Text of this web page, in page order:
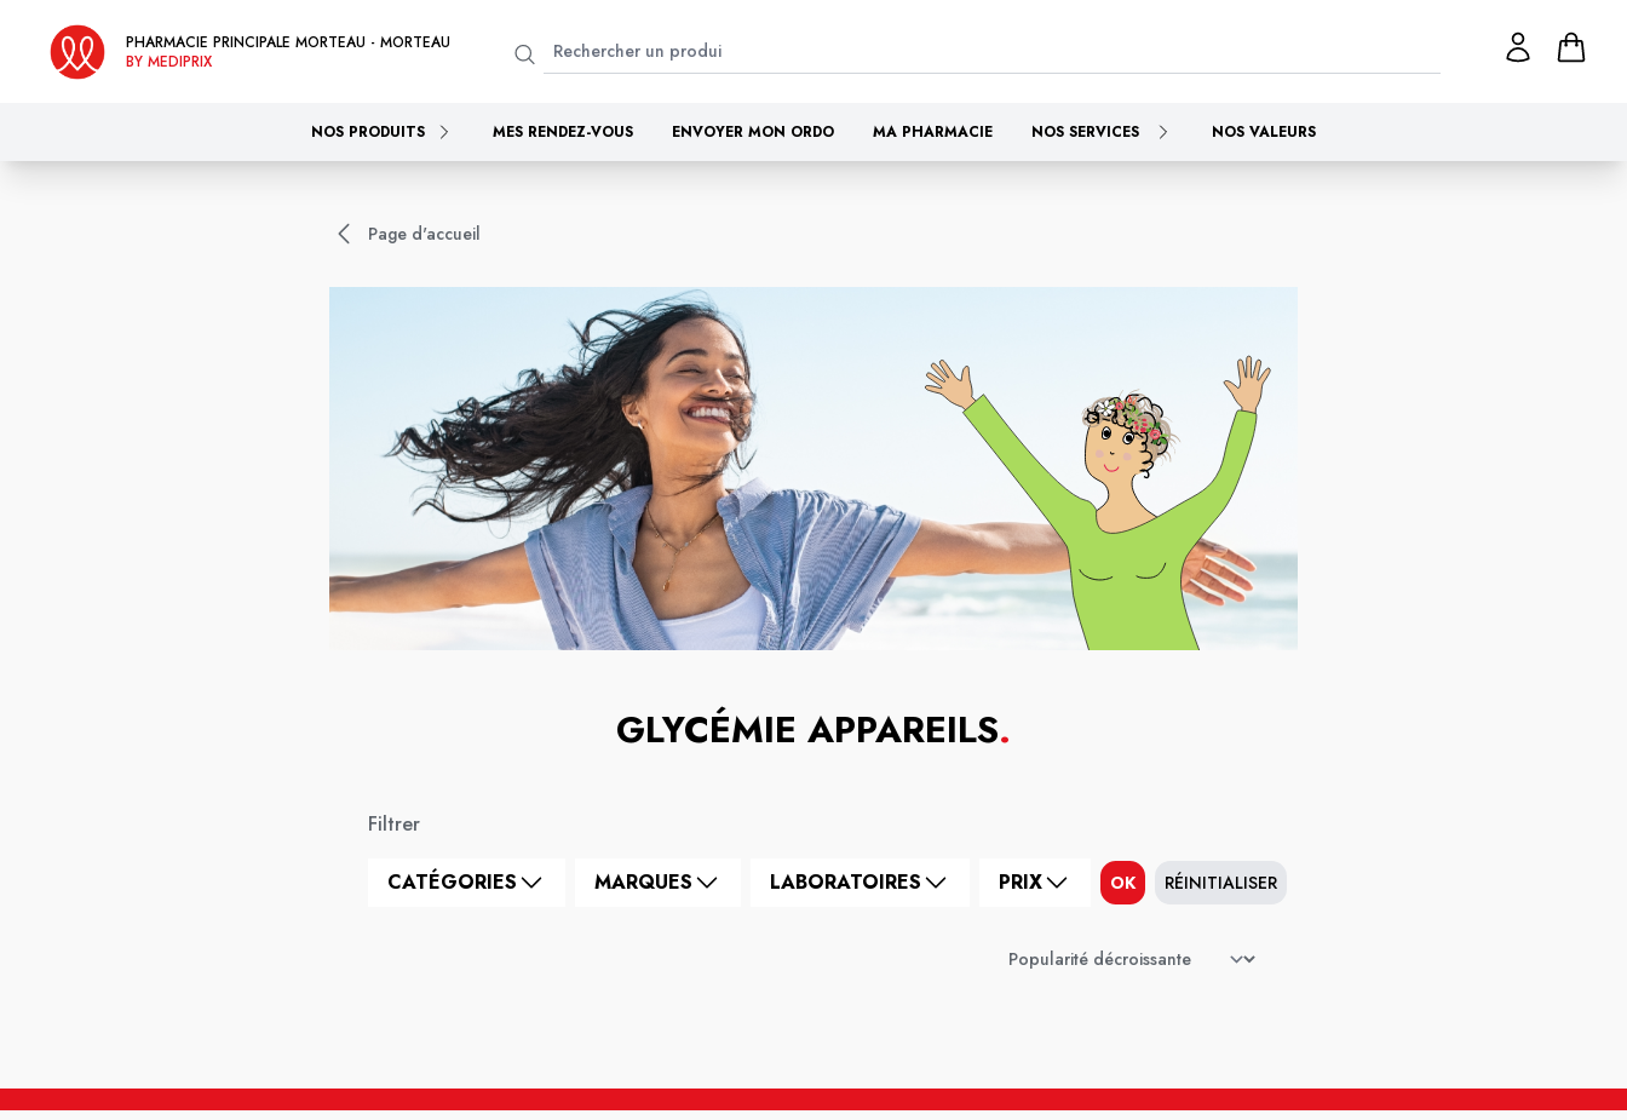
PHARMACIE PRINCIPALE MORTEAU - MORTEAU
BY MEDIPRIX
NOS PRODUITS MES RENDEZ-VOUS ENVOYER MON ORDO MA PHARMACIE NOS SERVICES NOS VALEURS
Page d'accueil
GLYCÉMIE APPAREILS.
Filtrer
CATÉGORIES MARQUES LABORATOIRES PRIX OK RÉINITIALISER